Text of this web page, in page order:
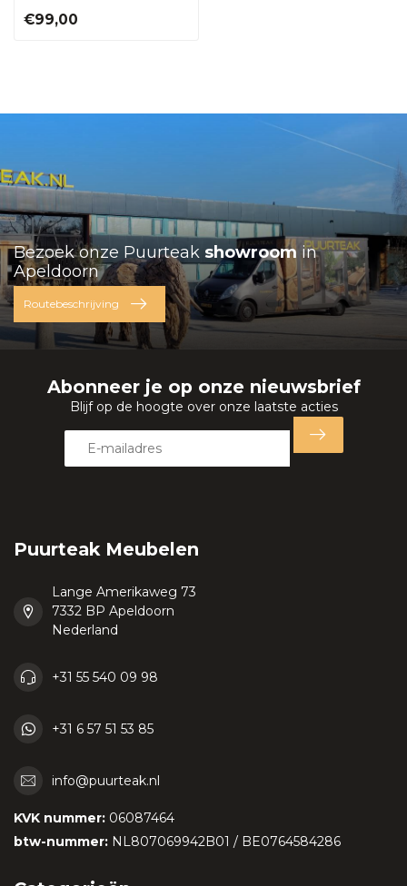
€99,00
Bezoek onze Puurteak showroom in
Apeldoorn
Routebeschrijving
Abonneer je op onze nieuwsbrief
Blijf op de hoogte over onze laatste acties
Puurteak Meubelen
Lange Amerikaweg 73
7332 BP Apeldoorn
Nederland
+31 55 540 09 98
+31 6 57 51 53 85
info@puurteak.nl
KVK nummer: 06087464
btw-nummer: NL807069942B01 / BE0764584286